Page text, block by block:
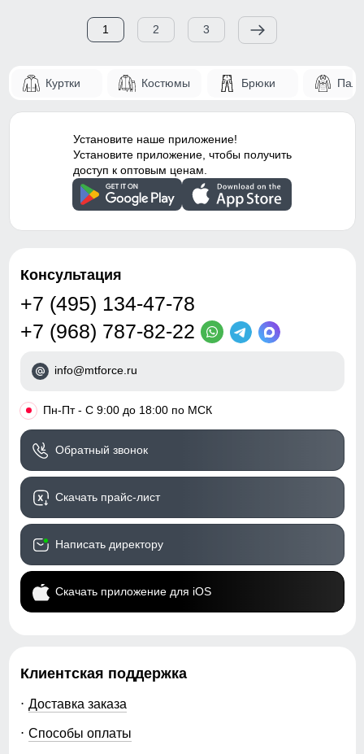
1 2 3
Куртки Костюмы Брюки
Установите наше приложение!
Установите приложение, чтобы получить
доступ к оптовым ценам.
Консультация
+7 (495) 134-47-78
+7 (968) 787-82-22
info@mtforce.ru
• Пн-Пт - С 9:00 до 18:00 по МСК
Обратный звонок
Скачать прайс-лист
Написать директору
Скачать приложение для iOS
Клиентская поддержка
Доставка заказа
Способы оплаты